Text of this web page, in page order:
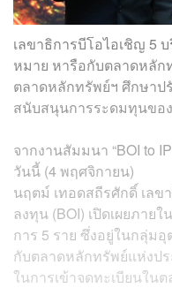
เลขาธิการบีโอไอเชิญ 5
หมาย หารือกับตลาดหลัก
ตลาดหลักทรัพย์ฯ ศึกษาป
สนับสนุนการระดมทุนขอ
จากงานสัมมนา “BOI to
วันนี้ (4 พฤศจิกายน)
นฤตม์ เทอดสถีรศักดิ์ เลข
ลงทุน (BOI) เปิดเผยภาย
การ 5 ราย ซึ่งอยู่ในกลุ่ม
กับตลาดหลักทรัพย์แห่งปร
ในการเข้าจดทะเบียนใน